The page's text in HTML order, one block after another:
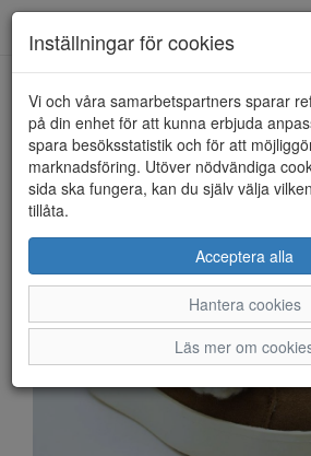
HEM DUFFY
Inställningar för cookies
Vi och våra samarbetspartners sparar
på din enhet för att kunna erbjuda
spara besöksstatistik och för att
marknadsföring. Utöver nödvändiga
sida ska fungera, kan du själv välja
tillåta.
Acceptera alla
Hantera cookies
Läs mer om